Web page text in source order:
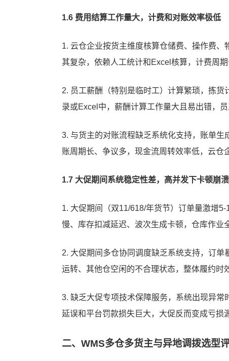
1.6 费用结算工作量大，计费和对账效率极低
1. 云仓企业按货主维度核算仓储费、操作费
其复杂，依赖人工统计和Excel核算，计费周
2. 员工薪酬（特别是临时工）计算繁琐，拣
录或Excel中，薪酬计算工作量大且易出错，员
3. 与货主的对账流程缺乏系统化支持，账单
账周期长、争议多，现金流周转效率低，云仓
1.7 大促期间系统稳定性差，高并发下卡顿崩溃
1. 大促期间（双11/618/年货节）订单量激增
慢、库存扣减延迟、波次生成卡顿，仓库作业
2. 大促期间多仓协同调度缺乏系统支持，订
运转、其他仓空闲的不合理状态，整体履约时
3. 缺乏大促专项技术保障服务，系统出现异
延误和平台罚款损失巨大，大促反而变成亏损
二、WMS多仓多货主与异地调拨选型